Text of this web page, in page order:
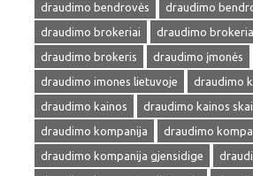
draudimo bendrovės
draudimo
draudimo brokeriai
draudimo
draudimo brokeris
draudimo įmonės
draudimo imones lietuvoje
draudimo
draudimo kainos
draudimo kainos
draudimo kompanija
draudimo
draudimo kompanija gjensidige